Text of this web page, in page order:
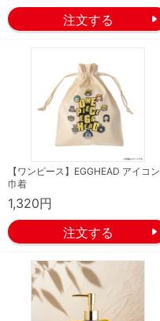
【ワンピース】EGGHEAD アイコン
巾着
1,320円